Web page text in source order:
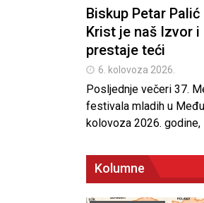
Biskup Petar
Krist je naš Izvor
prestaje teći
6. kolovoza 2026.
Posljednje večeri 37.
festivala mladih u
kolovoza 2026.
Sveti
21. srpnja 2026.
Kolumne